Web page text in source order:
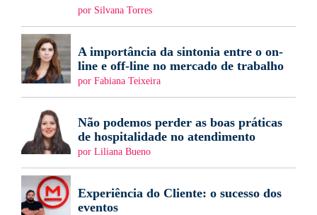
por Silvana Torres
A importância da sintonia entre o on-
line e off-line no mercado de trabalho
por Fabiana Teixeira
Não podemos perder as boas práticas
de hospitalidade no atendimento
por Liliana Bueno
Experiência do Cliente: o sucesso dos
eventos